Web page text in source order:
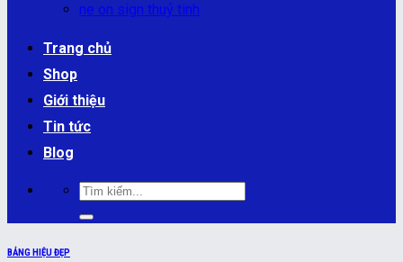
ne on sign thuỷ tinh
Trang chủ
Shop
Giới thiệu
Tin tức
Blog
Tìm
kiếm:
BẢNG HIỆU ĐẸP